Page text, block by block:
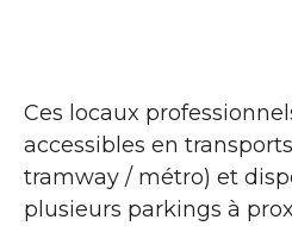
Ces locaux
accessibles en
tramway / métro) et
plusieurs parkings à